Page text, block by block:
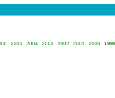
2005 2004 2003 2002 2001 2000